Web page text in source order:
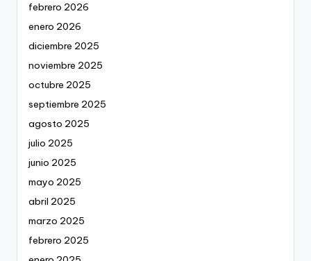
febrero 2026
enero 2026
diciembre 2025
noviembre 2025
octubre 2025
septiembre 2025
agosto 2025
julio 2025
junio 2025
mayo 2025
abril 2025
marzo 2025
febrero 2025